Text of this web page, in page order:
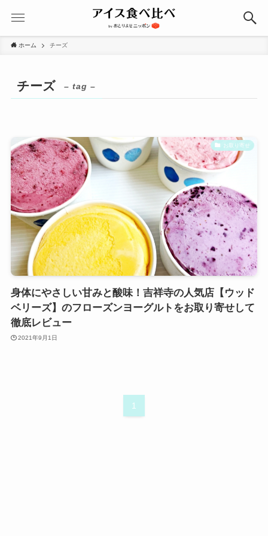
ホーム チーズ
チーズ – tag –
お取り寄せ
身体にやさしい甘みと酸味！吉祥寺の人気店【ウッド
ベリーズ】のフローズンヨーグルトをお取り寄せして
徹底レビュー
2021年9月1日
1